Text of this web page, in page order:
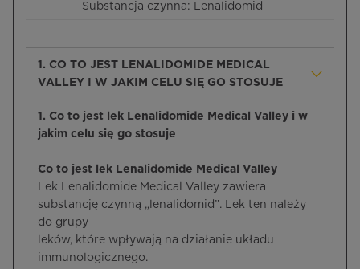
Substancja czynna: Lenalidomid
1. CO TO JEST LENALIDOMIDE MEDICAL
VALLEY I W JAKIM CELU SIĘ GO STOSUJE
1. Co to jest lek Lenalidomide Medical Valley i w
jakim celu się go stosuje
Co to jest lek Lenalidomide Medical Valley
Lek Lenalidomide Medical Valley zawiera
substancję czynną „lenalidomid”. Lek ten należy
do grupy
leków, które wpływają na działanie układu
immunologicznego.